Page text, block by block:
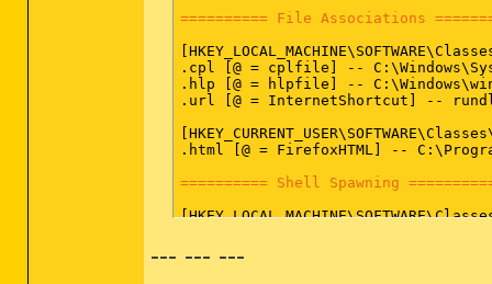
SRV - (RtkAudioService) --
SRV - (NSUService) -- C:\Program
SRV - (VCFw) -- C:\Program
SRV - (VAIO Power Management) --
SRV - (Vcsw) -- C:\Program
SRV - (VcmIAlzMgr) -- C:\Program
SRV - (VcmXmlIfHelper) --
SRV - (VzCdbSvc) -- C:\Program
SRV - (VAIO Entertainment TV
SRV - (SOHDms) -- C:\Program
SRV - (SOHCImp) -- C:\Program
SRV - (SOHDs) -- C:\Program
SRV - (SPTISRV) -- C:\Program
SRV - (MSCSPTISRV) -- C:\Program
SRV - (EvtEng) --
========== File Associations
.cpl [@ = cplfile] --
.hlp [@ = hlpfile] --
.url [@ = InternetShortcut] --
.html [@ = FirefoxHTML] --
========== Shell Spawning
--- --- ---